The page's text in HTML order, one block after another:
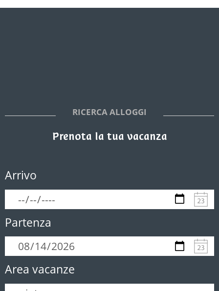
RICERCA ALLOGGI
Prenota la tua vacanza
Arrivo
Partenza
Area vacanze